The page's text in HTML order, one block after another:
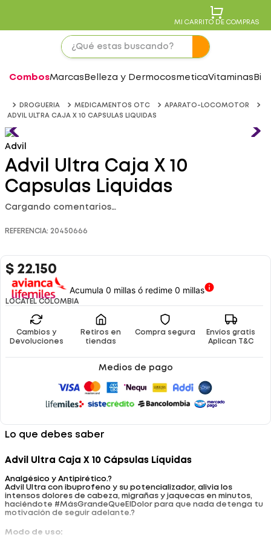
MI CARRITO DE COMPRAS
CombosMarcas Belleza y DermocosmeticaVitaminas
DROGUERIA MEDICAMENTOS OTC
APARATO-LOCOMOTOR
ADVIL ULTRA CAJA X 10 CAPSULAS LIQUIDAS
Advil
Advil Ultra Caja X 10
Capsulas Liquidas
Cargando comentarios…
REFERENCIA: 20450666
$ 22.150
Acumula 0 millas ó redime 0 millas
LOCATEL COLOMBIA
Cambios y
Devoluciones
Retiros en
tiendas
Compra segura
Envíos gratis
Aplican T&C
Medios de pago
Lo que debes saber
Advil Ultra Caja X 10 Cápsulas Líquidas
Analgésico y Antipirético.?
Advil Ultra con ibuprofeno y su potencializador, alivia los
intensos dolores de cabeza, migrañas y jaquecas en minutos,
haciéndote #MásGrandeQueElDolor para que nada detenga tu
motivación de seguir adelante.?
Modo de uso: